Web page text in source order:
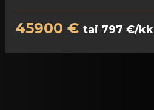
45900 € tai 797 €/kk